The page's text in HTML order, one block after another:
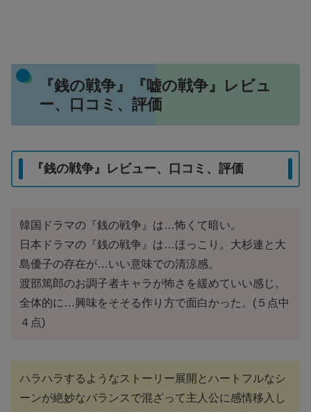
『銭の戦争』『嘘の戦争』レビュ
ー、口コミ、評価
『銭の戦争』レビュー、口コミ、評価
韓国ドラマの『銭の戦争』は…怖くて暗い。
日本ドラマの『銭の戦争』は…ほっこり。大杉連と大
島優子の存在が…いい意味での清涼感。
渡部篤郎のお調子者キャラが怖さを緩めていい感じ。
全体的に…興味をそそる作り方で面白かった。(５点中
４点)
ハラハラするようなストーリー展開とハートフルなシ
ーンが絶妙なバランスで混ざって主人公に感情移入し